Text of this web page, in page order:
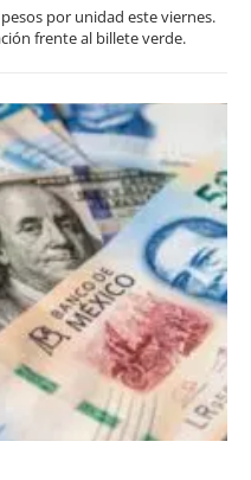
por unidad este viernes.
frente al billete verde.